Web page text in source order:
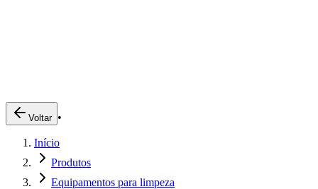
Pedidos Online
Trabalhe Conosco
Voltar •
Início
Produtos
Equipamentos para limpeza